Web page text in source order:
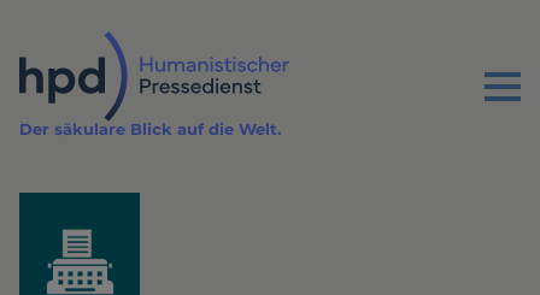
Inhalt
Menu
Der säkulare Blick auf die Welt.